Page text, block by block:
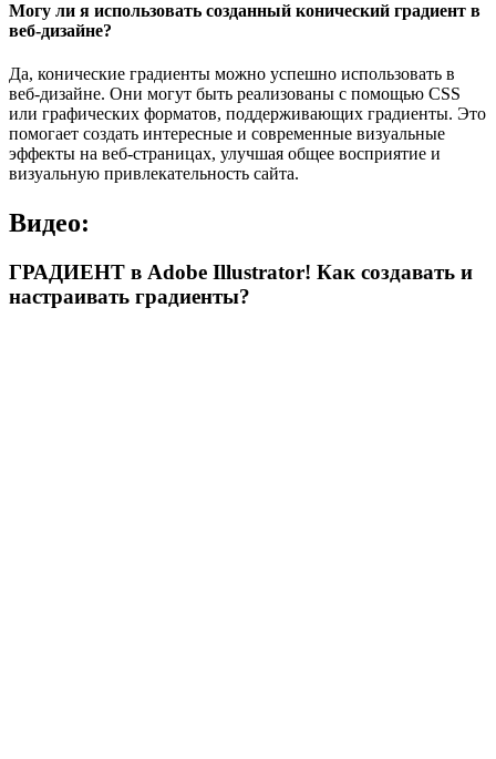
Могу ли я использовать созданный конический градиент в
веб-дизайне?
Да, конические градиенты можно успешно использовать в
веб-дизайне. Они могут быть реализованы с помощью CSS
или графических форматов, поддерживающих градиенты. Это
помогает создать интересные и современные визуальные
эффекты на веб-страницах, улучшая общее восприятие и
визуальную привлекательность сайта.
Видео:
ГРАДИЕНТ в Adobe Illustrator! Как создавать и
настраивать градиенты?